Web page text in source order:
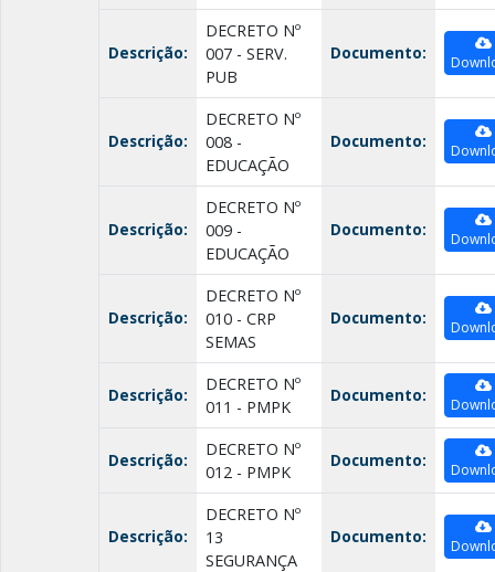
Descrição:
DECRETO Nº
007 - SERV.
PUB
Documento:
Descrição:
DECRETO Nº
008 -
EDUCAÇÃO
Documento:
Descrição:
DECRETO Nº
009 -
EDUCAÇÃO
Documento:
Descrição:
DECRETO Nº
010 - CRP
SEMAS
Documento:
Descrição:
DECRETO Nº
011 - PMPK
Documento:
Descrição:
DECRETO Nº
012 - PMPK
Documento:
Descrição:
DECRETO Nº
13
SEGURANÇA
Documento: